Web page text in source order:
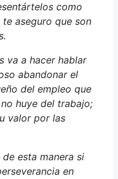
como
aseguro que son
va a hacer hablar
abandonar el
del empleo que
huye del trabajo;
valor por las
esta manera si
en